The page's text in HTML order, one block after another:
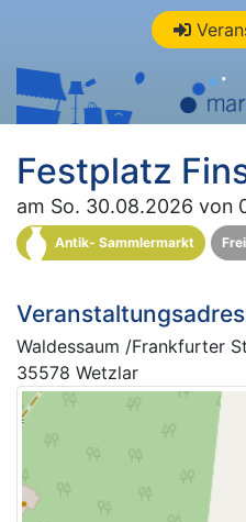
Festplatz
am So. 30.08.2026 von
Antik- Sammlermarkt
Waldessaum /Frankfurter
35578 Wetzlar